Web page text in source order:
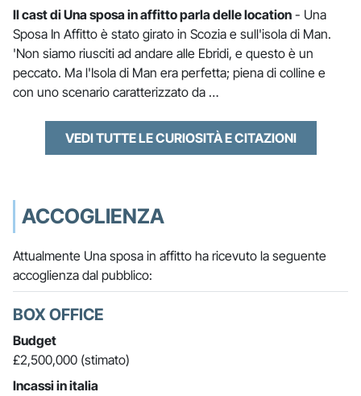
Il cast di Una sposa in affitto parla delle location - Una
Sposa In Affitto è stato girato in Scozia e sull'isola di Man.
'Non siamo riusciti ad andare alle Ebridi, e questo è un
peccato. Ma l'Isola di Man era perfetta; piena di colline e
con uno scenario caratterizzato da …
VEDI TUTTE LE CURIOSITÀ E CITAZIONI
ACCOGLIENZA
Attualmente Una sposa in affitto ha ricevuto la seguente
accoglienza dal pubblico:
BOX OFFICE
Budget
£2,500,000 (stimato)
Incassi in italia